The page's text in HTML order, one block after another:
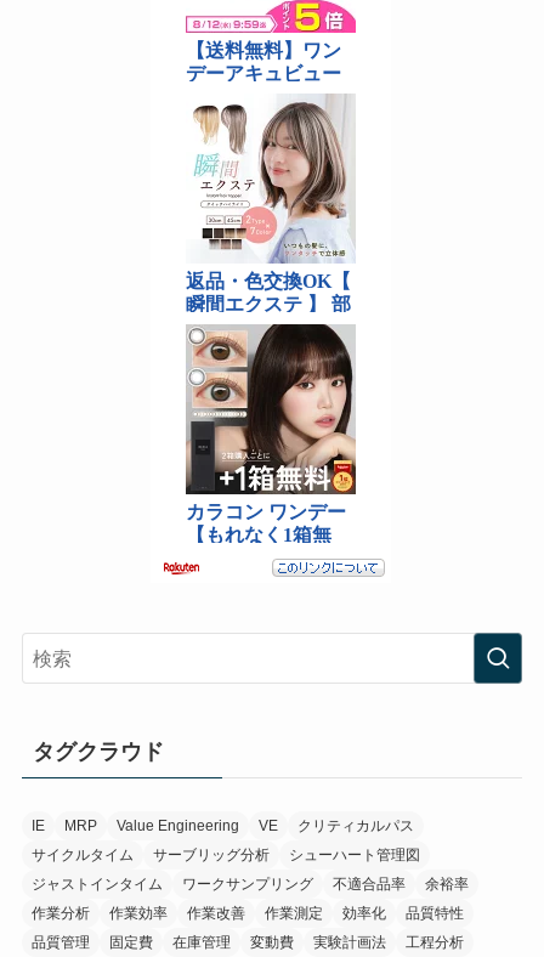
タグクラウド
IE MRP Value Engineering VE
クリティカルパス
サイクルタイム
サーブリッグ分析
シューハート管理図
ジャストインタイム
ワークサンプリング 不適合品率
余裕率
作業分析
作業効率 作業改善 作業測定 効率化
品質特性
品質管理
固定費 在庫管理 変動費 実験計画法
工程分析